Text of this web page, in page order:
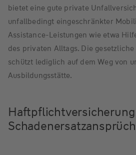
bietet eine gute private
unfallbedingt eingeschränkter
Assistance-Leistungen wie etwa
des privaten Alltags. Die
schützt lediglich auf dem Weg von
Ausbildungsstätte.